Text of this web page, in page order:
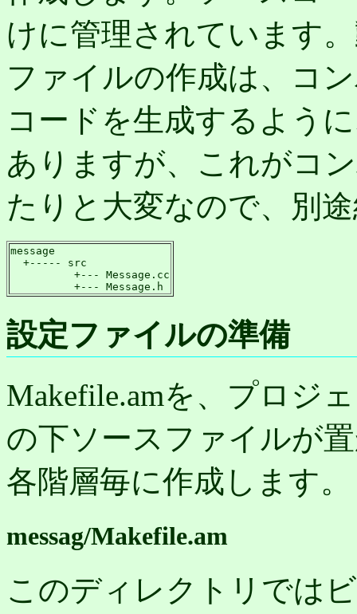
けに管理されています
ファイルの作成は、コ
コードを生成するよう
ありますが、これがコ
たりと大変なので、別
message
  +----- src
          +--- Message.cc
          +--- Message.h
設定ファイルの準備
Makefile.amを、プロジ
の下ソースファイルが
各階層毎に作成します。
messag/Makefile.am
このディレクトリでは